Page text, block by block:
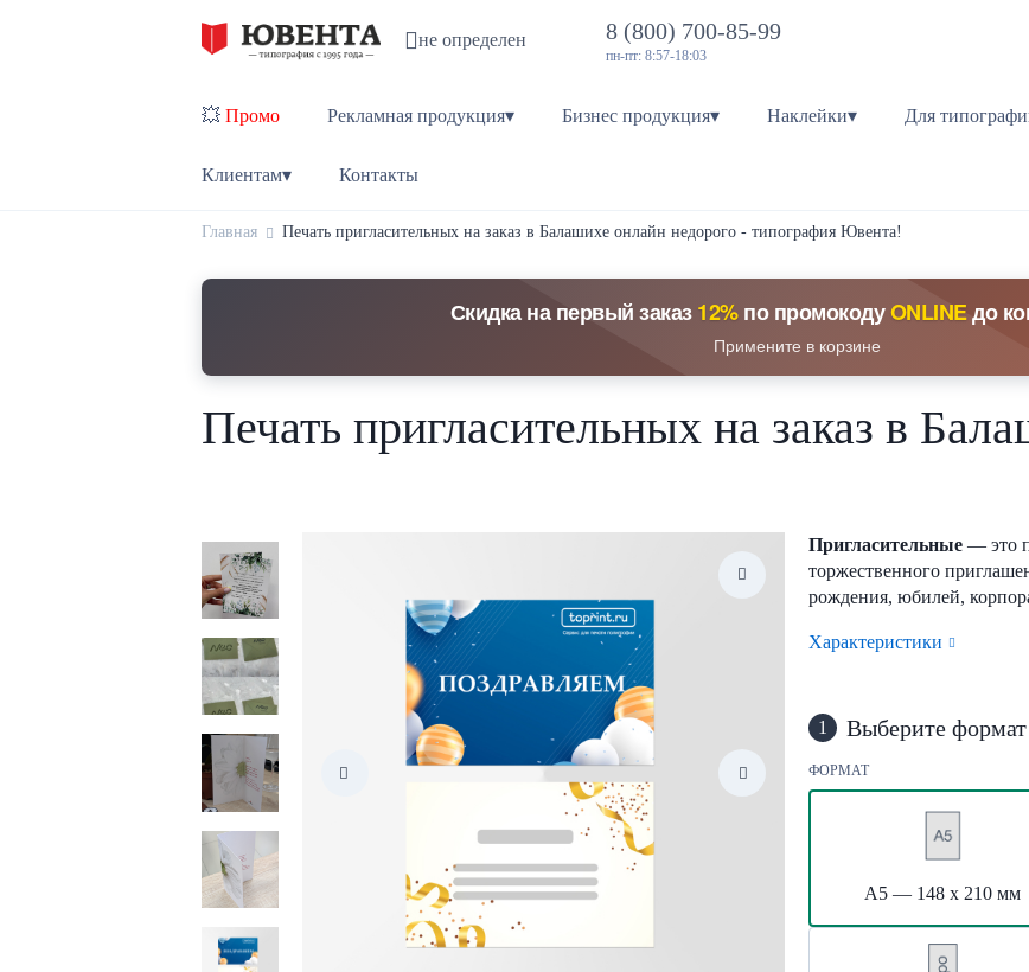
не определен 8 (800) 700-85-99
пн-пт: 8:57-18:03
💥 Промо Рекламная продукция▾ Бизнес продукция▾ Наклейки▾ Для
Клиентам▾ Контакты
Главная Печать пригласительных на заказ в Балашихе онлайн недорого - типография Ювента!
Скидка на первый заказ12%по промокодуONLINEдо
Примените в корзине
Печать пригласительных на заказ в
Пригласительные — это
торжественного
рождения, юбилей,
Характеристики
1 Выберите формат
ФОРМАТ
А5 — 148 х 210 мм